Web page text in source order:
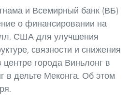
и Всемирный банк (ВБ)
о финансировании на
США для улучшения
связности и снижения
города Виньлонг в
в дельте Меконга. Об этом